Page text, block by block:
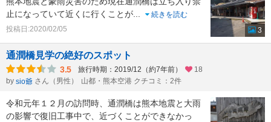
止になっていて近くに行くことが...
続きを読む
投稿日:2020/02/05
3
通潤橋見学の絶好のスポット
3.5 旅行時期：2019/12（約7年前）
18
by sio爺 さん（男性） 山都・熊本空港 クチコミ：2件
令和元年１２月の訪問時、通潤橋は熊本地震と大雨
の影響で復旧工事中で、近づくことができなかっ